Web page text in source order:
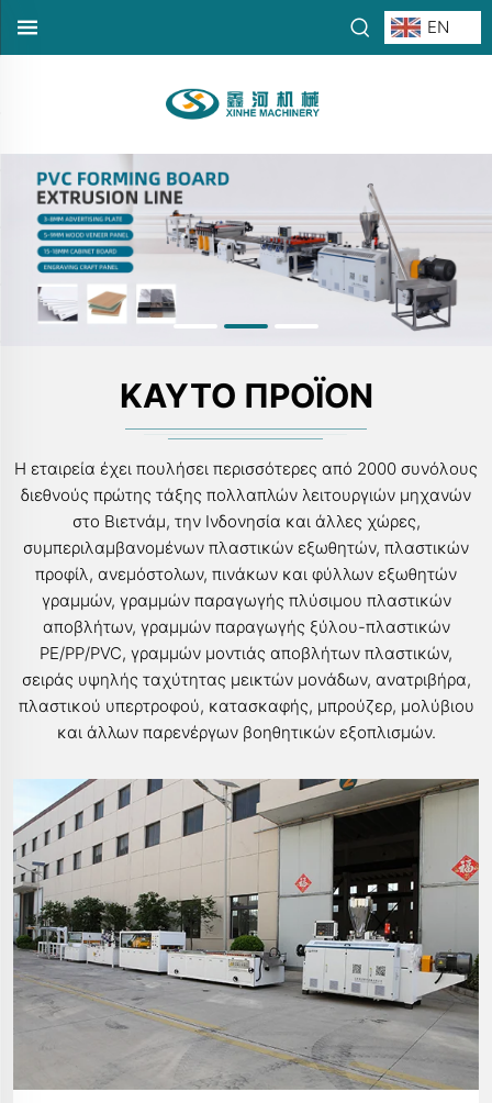
EN
ΚΑΥΤΌ ΠΡΟΪΌΝ
Η εταιρεία έχει πουλήσει περισσότερες από 2000 συνόλους
διεθνούς πρώτης τάξης πολλαπλών λειτουργιών μηχανών
στο Βιετνάμ, την Ινδονησία και άλλες χώρες,
συμπεριλαμβανομένων πλαστικών εξωθητών, πλαστικών
προφίλ, ανεμόστολων, πινάκων και φύλλων εξωθητών
γραμμών, γραμμών παραγωγής πλύσιμου πλαστικών
αποβλήτων, γραμμών παραγωγής ξύλου-πλαστικών
PE/PP/PVC, γραμμών μοντιάς αποβλήτων πλαστικών,
σειράς υψηλής ταχύτητας μεικτών μονάδων, ανατριβήρα,
πλαστικού υπερτροφού, κατασκαφής, μπρούζερ, μολύβιου
και άλλων παρενέργων βοηθητικών εξοπλισμών.